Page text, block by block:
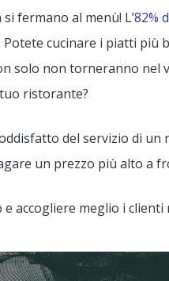
fermano al menù! L’82%
cucinare i piatti più
solo non torneranno
ristorante?
del servizio di
un prezzo più alto a
accogliere meglio i